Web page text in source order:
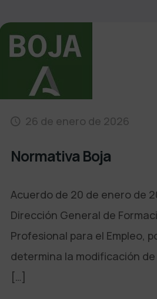
26 de enero de 2026
Normativa Boja
Acuerdo de 20 de enero de
Dirección General de
Profesional para el Empleo,
determina la modificación
[…]